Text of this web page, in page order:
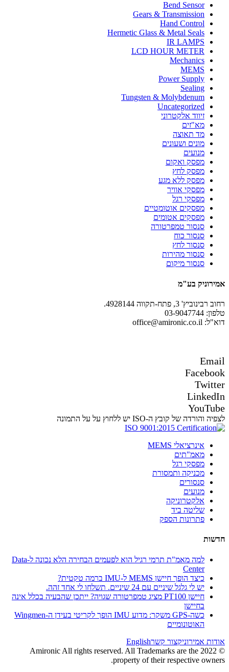
Bend Sensor
Gears & Transmission
Hand Control
Hermetic Glass & Metal Seals
IR LAMPS
LCD HOUR METER
Mechanics
MEMS
Power Supply
Sealing
Tungsten & Molybdenum
Uncategorized
זיווד אלקטרוני
מא"זים
מד תאוצה
מונים ושעונים
מנועים
מפסק ואקום
מפסק לחץ
מפסק ללא מגע
מפסקי אוויר
מפסקי רגל
מפסקים אוטומטיים
מפסקים אטומים
סנסור טמפרטורה
סנסור כוח
סנסור לחץ
סנסור מהירות
סנסור מיקום
אמירוניק בע"מ
רחוב רבינוביץ' 3, פתח-תקווה 4928144.
טלפון: 03-9047744
דוא"ל: office@amironic.co.il
Email
Facebook
Twitter
LinkedIn
YouTube
לצפיה והורדה של קובץ ה-ISO יש ללחוץ על על התמונה
אינרציאלי MEMS
מאמ"תים
מפסקי רגל
מכניקה ותמסורת
סנסורים
מנועים
אלקטרוניקה
שליטה ביד
פתרונות הספק
חדשות
למה מאמ"ת תרמי רגיל הוא לפעמים הבחירה הלא נכונה ל-Data
Center
כיצד הופך חיישן MEMS ל-IMU ברמה טקטית?
יש לי גלגל שיניים עם 24 שיניים. תשלחו לי אחד זהה.
חיישן PT100 מציג טמפרטורה שגויה? ייתכן שהבעיה בכלל אינה
בחיישן
כשה-GPS משקר: מדוע IMU הופך לקריטי בעידן ה-Wingmen
האוטונומיים
אודות אמירוניקצור קשרEnglish
© 2022 Amironic All rights reserved. All Trademarks are the
property of their respective owners.